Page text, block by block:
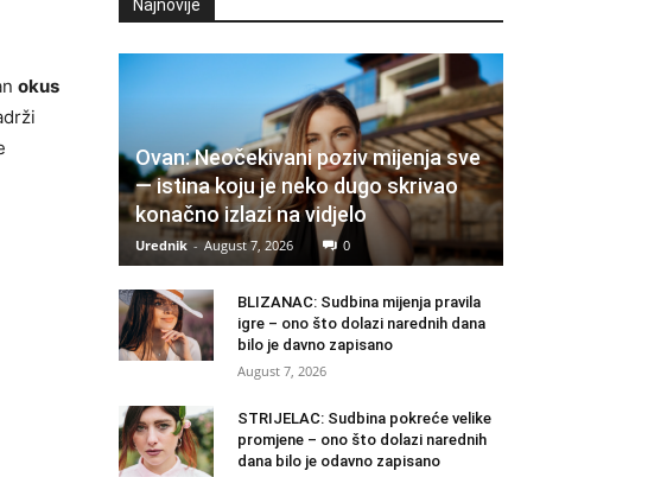
okus
Najnovije
Ovan: Neočekivani poziv mijenja sve
— istina koju je neko dugo skrivao
konačno izlazi na vidjelo
Urednik - August 7, 2026 0
BLIZANAC: Sudbina mijenja pravila
igre – ono što dolazi narednih dana
bilo je davno zapisano
August 7, 2026
STRIJELAC: Sudbina pokreće velike
promjene – ono što dolazi narednih
dana bilo je odavno zapisano